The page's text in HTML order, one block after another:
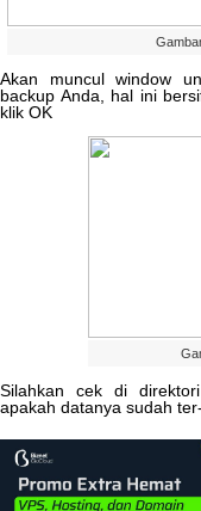
Akan muncul window
backup Anda hal ini
klik OK
Silahkan cek di direktori
apakah datanya sudah ter-